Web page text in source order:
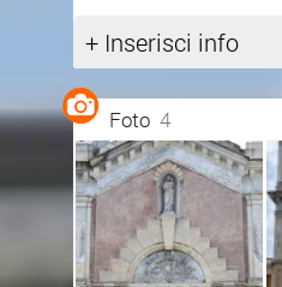
+ Inserisci info
Foto4